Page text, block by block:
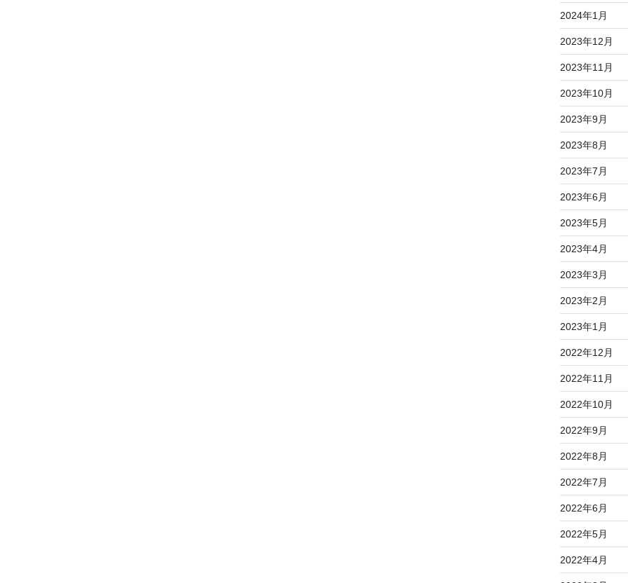
2024年1月
2023年12月
2023年11月
2023年10月
2023年9月
2023年8月
2023年7月
2023年6月
2023年5月
2023年4月
2023年3月
2023年2月
2023年1月
2022年12月
2022年11月
2022年10月
2022年9月
2022年8月
2022年7月
2022年6月
2022年5月
2022年4月